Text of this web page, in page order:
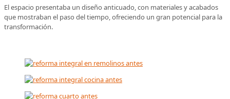
El espacio presentaba un diseño anticuado, con materiales y acabados
que mostraban el paso del tiempo, ofreciendo un gran potencial para la
transformación.